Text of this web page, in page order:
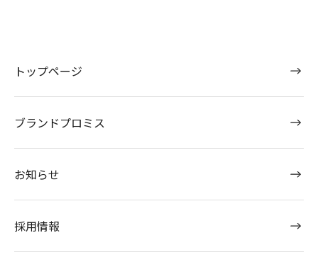
トップページ
ブランドプロミス
お知らせ
採用情報